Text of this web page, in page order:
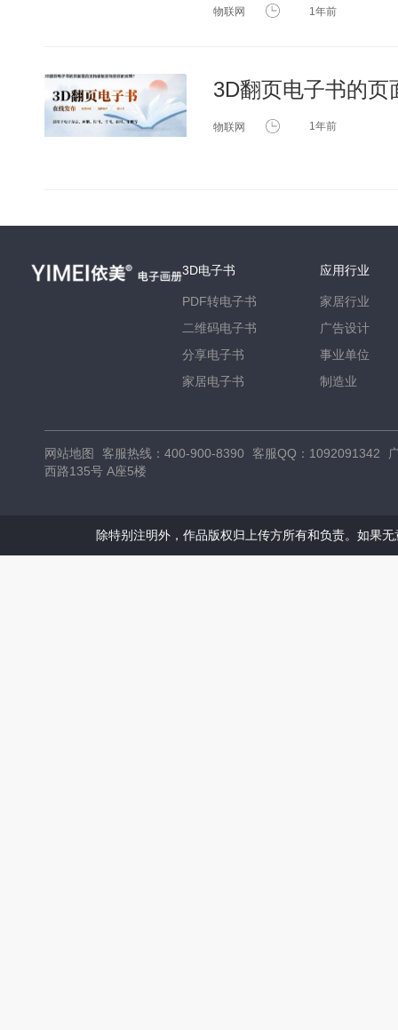
物联网 1年前
3D翻页电子书的
物联网 1年前
3D电子书
PDF转电子书
二维码电子书
分享电子书
家居电子书
应用行业
家居行业
广告设计
事业单位
制造业
网站地图 客服热线： 400-900-8390 客服QQ： 1092091342
西路135号 A座5楼
除特别注明外，作品版权归上传方所有和负责。如果